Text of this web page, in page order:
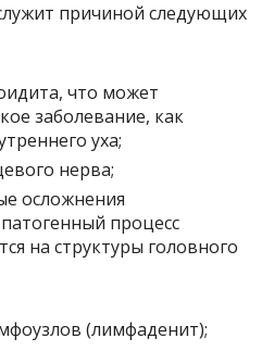
причиной следующих
что может
заболевание, как
уха;
нерва;
осложнения
процесс
на структуры головного
(лимфаденит);